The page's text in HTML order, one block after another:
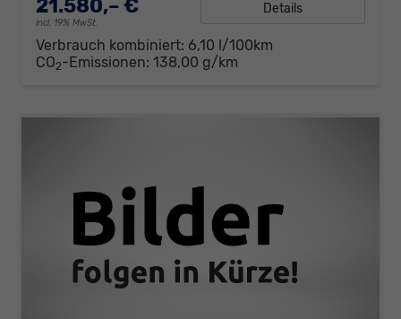
21.580,– €
incl. 19% MwSt.
Details
Verbrauch kombiniert: 6,10 l/100km
CO2-Emissionen: 138,00 g/km